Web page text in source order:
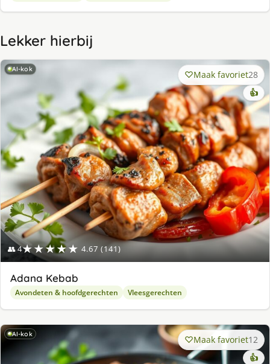
Lekker hierbij
AI-kok
👥 4★★★★★ 4.67 (141)
Maak favoriet28
👍
Adana Kebab
Avondeten & hoofdgerechten Vleesgerechten
AI-kok Maak favoriet12
👍